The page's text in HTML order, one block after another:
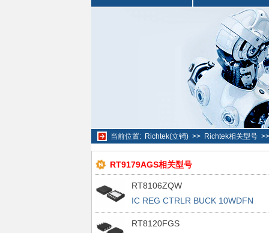
当前位置: Richtek(立锜)>> Richtek相关型号
RT9179AGS相关型号
RT8106ZQW
IC REG CTRLR BUCK 10WDFN
RT8120FGS